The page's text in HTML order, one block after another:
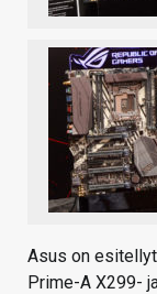
Asus on
Prime-A X299-